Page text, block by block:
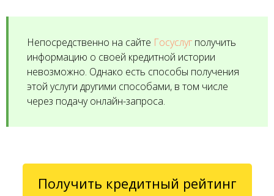
Непосредственно на сайте Госуслуг получить
информацию о своей кредитной истории
невозможно. Однако есть способы получения
этой услуги другими способами, в том числе
через подачу онлайн-запроса.
Получить кредитный рейтинг